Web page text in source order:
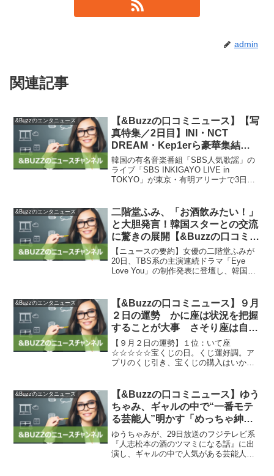
admin
関連記事
&Buzzのエンタニュース
【&Buzzの口コミニュース】【写
真特集／2日目】INI・NCT
DREAM・Kep1erら豪華集結
2DAYSで華やかステージ披露＜
SBS INKIGAYO LIVE in TOKYO
＞ – モデルプレス
韓国の有名音楽番組「SBS人気歌謡」の
ライブ「SBS INKIGAYO LIVE in
TOKYO」が東京・有明アリーナで3日か
などが参加し、2日目の...
&Buzzのエンタニュース
二階堂ふみ、「お酒飲みたい！」
と大胆発言！韓国スターとの交流
に驚きの展開【&Buzzの口コミニ
ュース】
【ニュースの要約】女優の二階堂ふみが
20日、TBS系の主演連続ドラマ「Eye
Love You」の制作発表に登壇し、韓国人
はテレパシーの能力を持つ本宮侑里（二
階堂）がユ...
&Buzzのエンタニュース
【&Buzzの口コミニュース】９月
２日の運勢 かに座は状況を把握
することが大事 さそり座は自然
の中でくつろいで：占い : 読売新
聞
【９月２日の運勢】１位：いて座
☆☆☆☆☆宝くじの日。くじ運好調。ア
プリのくじ引き、宝くじの購入はいか
くじ運が好調で宝くじに挑戦するのに最
適な日です。ただし、欲の出し...
&Buzzのエンタニュース
【&Buzzの口コミニュース】ゆう
ちゃみ、ギャルの中で“一番モテ
る芸能人”明かす「めっちゃ紳士
的でした」 – モデルプレス
ゆうちゃみが、29日放送のフジテレビ系
『人志松本の酒のツマミになる話』に出
演し、ギャルの中で人気がある芸能人を